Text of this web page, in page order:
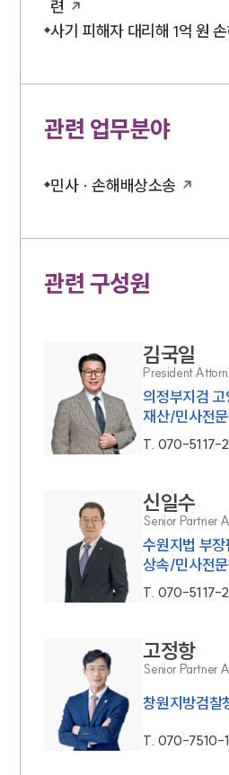
련
사기 피해자 대리해 1억 원
관련 업무분야
민사 · 손해배상소송
관련 구성원
김국일
President
의정부지검
재산/민사전
T. 070-5117-
신일수
Senior Partner
수원지법 부
상속/민사전
T. 070-5117-
고정항
Senior Partner
창원지방검찰
T. 070-7510-